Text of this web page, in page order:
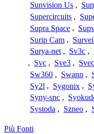
Sunvision Us ,
Supercircuits ,
Supra Space ,
Surip Cam ,
Surya-net , Sv3c ,
, Svc , Sve3 , Svec
Sw360 , Swann ,
Sy2l , Sygonix ,
Syny-snc ,
Systoda , Szneo ,
Più Fonti